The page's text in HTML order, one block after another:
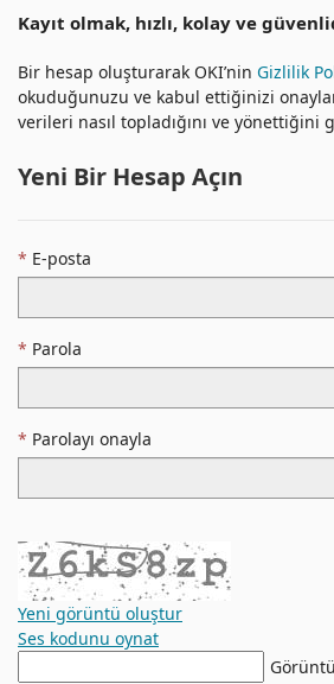
Kayıt olmak, hızlı, kolay ve
Bir hesap oluşturarak OKI’nin Gizlilik
okuduğunuzu ve kabul ettiğinizi
verileri nasıl topladığını ve yönettiğini
Yeni Bir Hesap Açın
E-posta
Parola
Parolayı onayla
Yeni görüntü oluştur
Ses kodunu oynat